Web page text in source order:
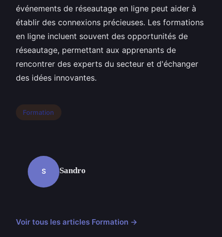
événements de réseautage en ligne peut aider à
établir des connexions précieuses. Les formations
en ligne incluent souvent des opportunités de
réseautage, permettant aux apprenants de
rencontrer des experts du secteur et d'échanger
des idées innovantes.
Formation
S Sandro
Voir tous les articles Formation →